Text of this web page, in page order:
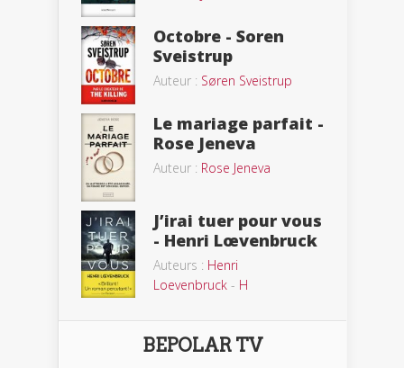
Octobre - Soren
Sveistrup
Auteur : Søren Sveistrup
Le mariage parfait -
Rose Jeneva
Auteur : Rose Jeneva
J’irai tuer pour vous
- Henri Lœvenbruck
Auteurs : Henri
Loevenbruck - H
BEPOLAR TV